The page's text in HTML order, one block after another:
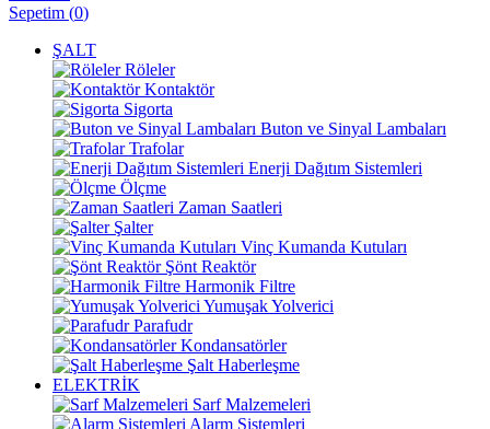
Sepetim (0)
ŞALT
Röleler
Kontaktör
Sigorta
Buton ve Sinyal Lambaları
Trafolar
Enerji Dağıtım Sistemleri
Ölçme
Zaman Saatleri
Şalter
Vinç Kumanda Kutuları
Şönt Reaktör
Harmonik Filtre
Yumuşak Yolverici
Parafudr
Kondansatörler
Şalt Haberleşme
ELEKTRİK
Sarf Malzemeleri
Alarm Sistemleri